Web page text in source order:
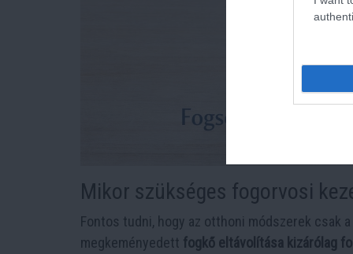
Mikor szükséges fogorvosi
Fontos tudni, hogy az otthoni módszerek csak a
megkeményedett fogkő eltávolítása kizárólag